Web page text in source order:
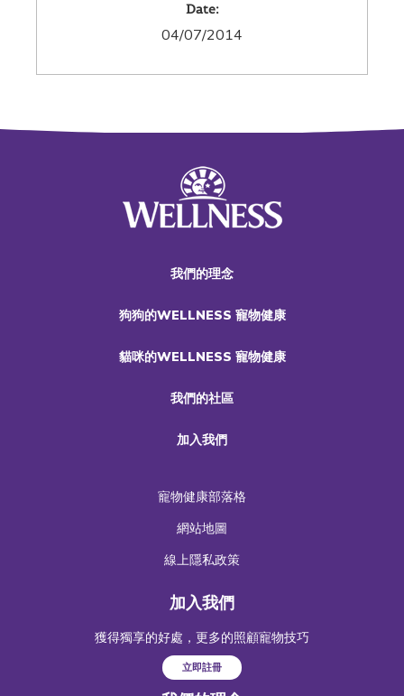
Date:
04/07/2014
我們的理念
狗狗的WELLNESS 寵物健康
貓咪的WELLNESS 寵物健康
我們的社區
加入我們
寵物健康部落格
網站地圖
線上隱私政策
加入我們
獲得獨享的好處，更多的照顧寵物技巧
立即註冊